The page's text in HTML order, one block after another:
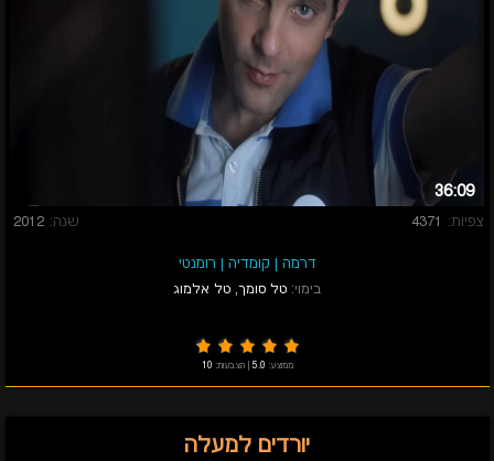
36:09
צפיות: 4371 שנה: 2012
דרמה | קומדיה | רומנטי
בימוי: טל סומך, טל אלמוג
ממוצע: 5.0
|הצבעות: 10
יורדים למעלה